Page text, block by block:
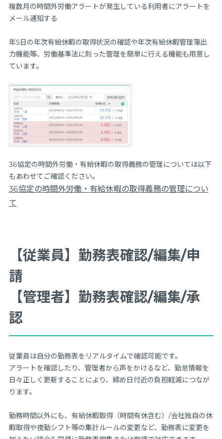
複数月の時間外労働アラートが発生している利用者にアラートを
メール通知する
年5日の年次有給休暇の取得状況の確認や年次有給休暇管理簿出
力機能等、労働基準法に則った管理を簡単に行える機能も用意し
ています。
36協定の時間外労働・有給休暇の取得義務の管理については以下
もあわせてご確認ください。
36協定の時間外労働・有給休暇の取得義務の管理につい
て
【従業員】勤務表確認/編集/申
請
【管理者】勤務表確認/編集/承
認
従業員は自分の勤務表をリアルタイムで確認可能です。
アラートを確認したり、管理者から声をかけるなど、勤怠情報を
日々正しく更新することにより、締め日付近の負担軽減につなが
ります。
勤務時間以外にも、有給休暇取得（時間有休含む）/会社独自の休
暇取得や夜勤シフト等の集計ルールの変更など、勤務表に変更を